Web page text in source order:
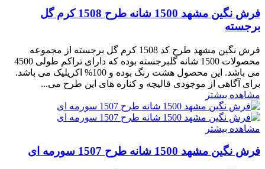
فرش نگین مشهد 1500 شانه طرح 1508 کرم گل
برجسته
فرش نگین مشهد طرح کد 1508 کرم گل برجسته از مجموعه
محصولات 1500 شانه گلبرجسته بوده که دارای تراکم طولی 4500
می باشد. این محصول هشت رنگ بوده و 100% اکریلیک می باشد.
برای آگاهی از موجودی قالیچه و کناره های این طرح می...
مشاهده بیشتر
مشاهده بیشتر
فرش نگین مشهد 1500 شانه طرح 1507 سورمه ای